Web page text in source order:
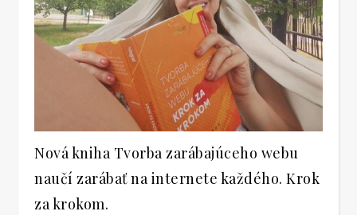
Nová kniha Tvorba zarábajúceho webu
naučí zarábať na internete každého. Krok
za krokom.